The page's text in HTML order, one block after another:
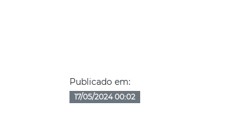
Publicado em:
17/05/2024 00:02